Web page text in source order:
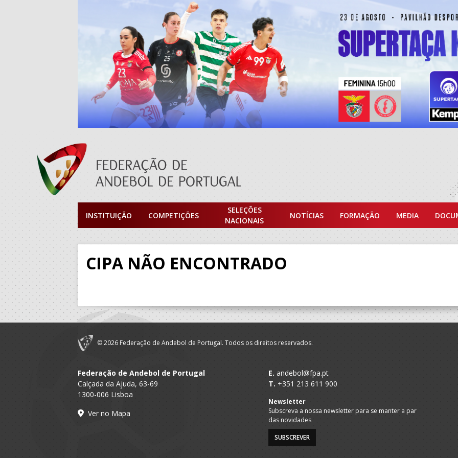
INSTITUIÇÃO COMPETIÇÕES
SELEÇÕES
NACIONAIS
NOTÍCIAS FORMAÇÃO MEDIA
CIPA NÃO ENCONTRADO
© 2026 Federação de Andebol de Portugal. Todos os direitos reservados.
Federação de Andebol de Portugal
Calçada da Ajuda, 63-69
1300-006 Lisboa
Ver no Mapa
E. andebol@fpa.pt
T. +351 213 611 900
Newsletter
Subscreva a nossa newsletter para se manter a par
das novidades
SUBSCREVER